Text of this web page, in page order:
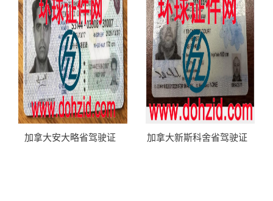
加拿大安大略省驾驶证 加拿大新斯科舍省驾驶证